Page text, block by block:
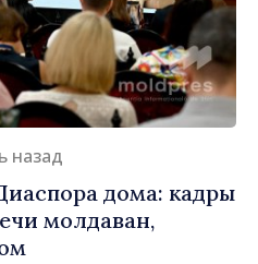
назад
дома: кадры
молдаван,